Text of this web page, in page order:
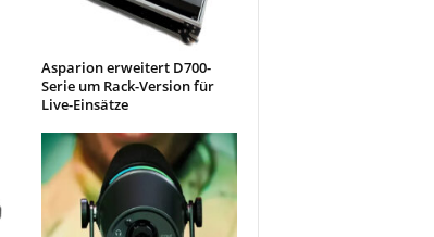
Asparion erweitert D700-
Serie um Rack-Version für
Live-Einsätze